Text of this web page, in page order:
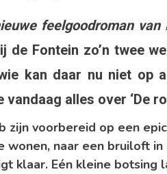
O'Leary
,
Roadtrip
,
feelgoodroman van
de Fontein zo’n twee
kan daar nu niet op
alles over ‘De
zijn voorbereid op een
wonen, naar een bruiloft in
klaar. Eén kleine botsing